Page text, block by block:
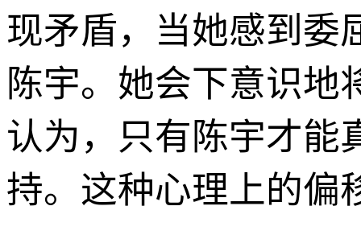
现矛盾，当她感到委
陈宇。她会下意识地
认为，只有陈宇才能
持。这种心理上的偏